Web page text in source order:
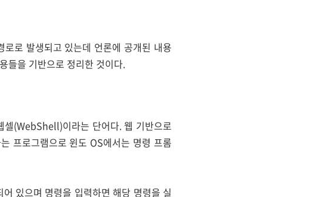
로 발생되고 있는데 언론에 공개된 내용
들을 기반으로 정리한 것이다.
셀(WebShell)이라는 단어다. 웹 기반으로
프로그램으로 윈도 OS에서는 명령 프롬
있으며 명령을 입력하면 해당 명령을 실